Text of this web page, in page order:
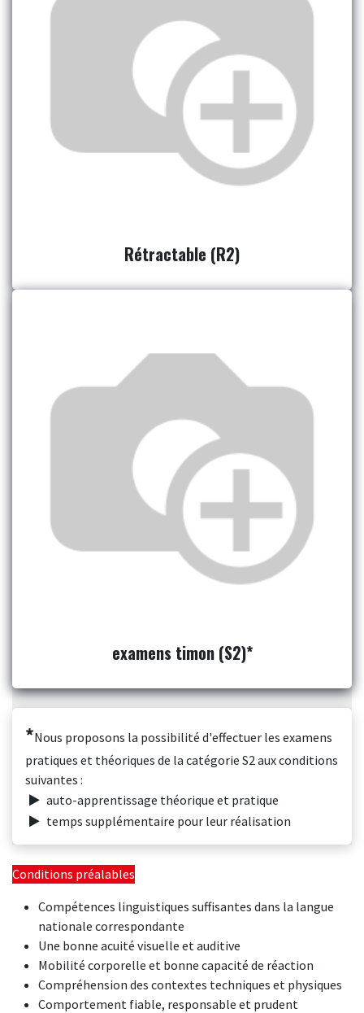
Rétractable (R2)
examens timon (S2)*
*Nous proposons la possibilité d'effectuer les examens
pratiques et théoriques de la catégorie S2 aux conditions
suivantes :
auto-apprentissage théorique et pratique
temps supplémentaire pour leur réalisation
Conditions préalables
Compétences linguistiques suffisantes dans la langue
nationale correspondante
Une bonne acuité visuelle et auditive
Mobilité corporelle et bonne capacité de réaction
Compréhension des contextes techniques et physiques
Comportement fiable, responsable et prudent